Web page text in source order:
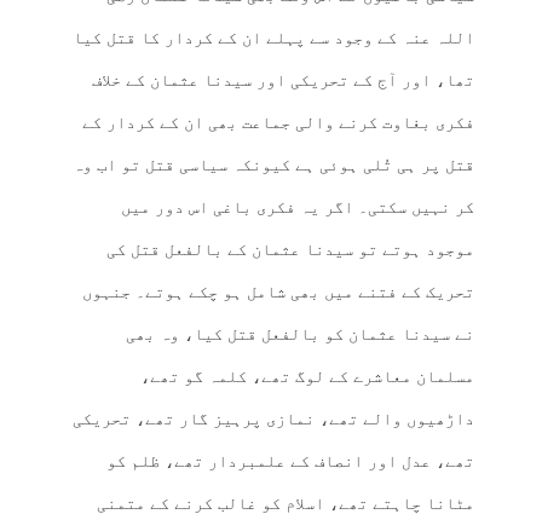
اللہ عنہ کے وجود سے پہلے ان کے کردار کا قتل کیا
تھا، اور آج کے تحریکی اور سیدنا عثمان کے خلاف
فکری بغاوت کرنے والی جماعت بھی ان کے کردار کے
قتل پر ہی تُلی ہوئی ہے کیونکہ سیاسی قتل تو اب وہ
کر نہیں سکتی۔ اگر یہ فکری باغی اس دور میں
موجود ہوتے تو سیدنا عثمان کے بالفعل قتل کی
تحریک کے فتنے میں بھی شامل ہو چکے ہوتے۔ جنہوں
نے سیدنا عثمان کو بالفعل قتل کیا، وہ بھی
مسلمان معاشرے کے لوگ تھے، کلمہ گو تھے،
داڑھیوں والے تھے، نمازی پرہیز گار تھے، تحریکی
تھے، عدل اور انصاف کے علمبردار تھے، ظلم کو
مٹانا چاہتے تھے، اسلام کو غالب کرنے کے متمنی